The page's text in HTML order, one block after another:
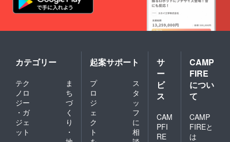
カテゴリー
テク
ノロ
ジー
・ガ
ジェ
ット
ま
ち
づ
く
り
・
起案サポート
プ
ロ
ジ
ェ
ク
ト
ス
タ
ッ
フ
に
相
サ
ー
ビ
ス
CAM
PFI
RE
CAMP
FIRE
につい
て
CAMP
FIREと
は